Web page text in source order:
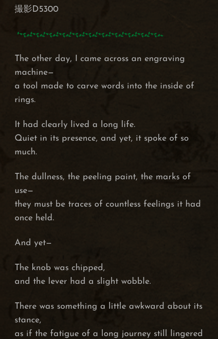
撮影D5300
The other day, I came across an engraving
machine—
a tool made to carve words into the inside of
rings.
It had clearly lived a long life.
Quiet in its presence, and yet, it spoke of so
much.
The dullness, the peeling paint, the marks of
use—
they must be traces of countless feelings it had
once held.
And yet—
The knob was chipped,
and the lever had a slight wobble.
There was something a little awkward about its
stance,
as if the fatigue of a long journey still lingered